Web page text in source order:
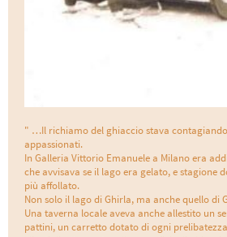
" …Il richiamo del ghiaccio stava
appassionati.
In Galleria Vittorio Emanuele a Milano era
che avvisava se il lago era gelato, e stagione
più affollato.
Non solo il lago di Ghirla, ma anche quello di
Una taverna locale aveva anche allestito un
pattini, un carretto dotato di ogni